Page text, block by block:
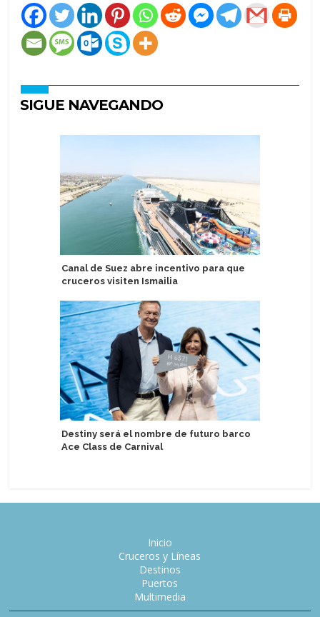
SIGUE NAVEGANDO
Canal de Suez abre incentivo para que
cruceros visiten Ismailia
Destiny será el nombre de futuro barco
Ace Class de Carnival
Inicio
Cruceros y Líneas
Destinos
Puertos
Multimedia